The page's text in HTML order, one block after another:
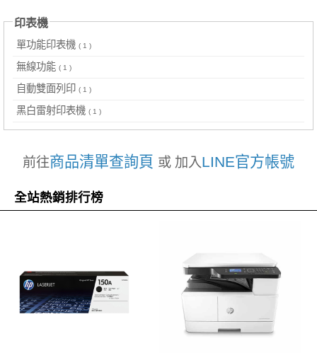
印表機
單功能印表機 ( 1 )
無線功能 ( 1 )
自動雙面列印 ( 1 )
黑白雷射印表機 ( 1 )
前往商品清單查詢頁 或 加入LINE官方帳號
全站熱銷排行榜